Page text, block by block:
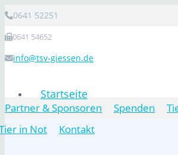
0641 52251
0641 54652
info@tsv-giessen.de
Startseite
Partner & Sponsoren Spenden
in Not
Kontakt